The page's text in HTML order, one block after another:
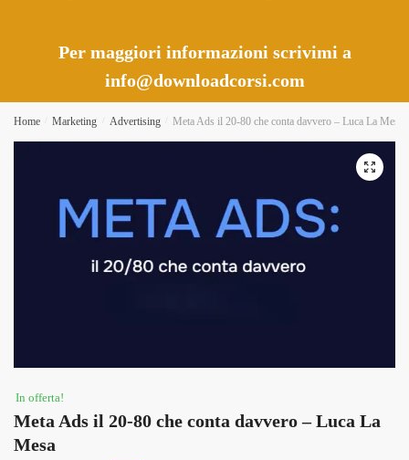
Per maggiori informazioni scrivimi a
info@downloadcorsi.com
Home Marketing Advertising Meta Ads il 20-80 che conta davvero – Luca La Mesa
In offerta!
Meta Ads il 20-80 che conta davvero – Luca La
Mesa